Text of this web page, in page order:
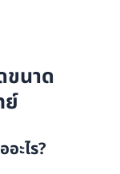
ขนาด
ย์
ะไร?